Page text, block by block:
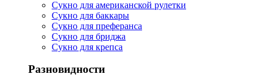
Сукно для американской рулетки
Сукно для баккары
Сукно для преферанса
Сукно для бриджа
Сукно для крепса
Разновидности